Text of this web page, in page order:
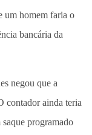
um homem faria o
bancária da
negou que a
contador ainda teria
programado